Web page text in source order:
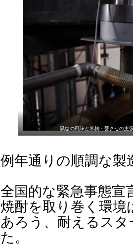
黒糖の風味と米麹・甕クセの主
例年通りの順調な製
全国的な緊急事態宣
焼酎を取り巻く環
あろう、耐えるス
た。